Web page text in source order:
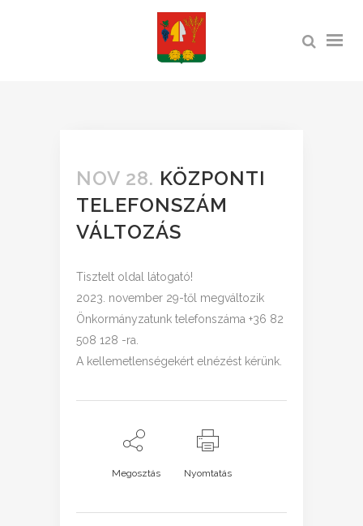
NOV 28. KÖZPONTI
TELEFONSZÁM
VÁLTOZÁS
Tisztelt oldal látogató!
2023. november 29-től megváltozik
Önkormányzatunk telefonszáma +36 82
508 128 -ra.
A kellemetlenségekért elnézést kérünk.
Megosztás Nyomtatás